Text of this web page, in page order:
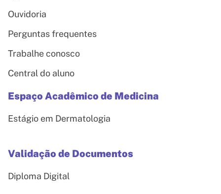
Ouvidoria
Perguntas frequentes
Trabalhe conosco
Central do aluno
Espaço Acadêmico de Medicina
Estágio em Dermatologia
Validação de Documentos
Diploma Digital